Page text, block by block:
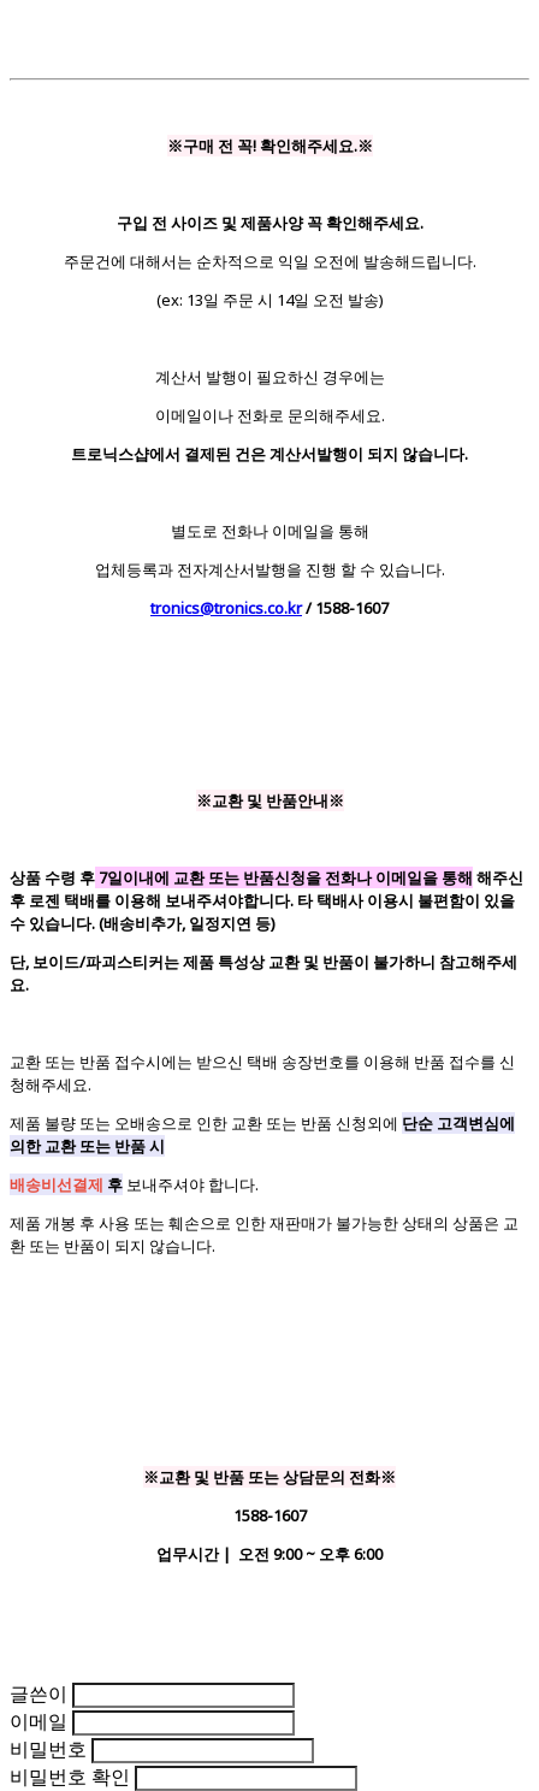
※구매 전 꼭! 확인해주세요.※
구입 전 사이즈 및 제품사양 꼭 확인해주세요.
주문건에 대해서는 순차적으로 익일 오전에 발송해드립니다.
(ex: 13일 주문 시 14일 오전 발송)
계산서 발행이 필요하신 경우에는
이메일이나 전화로 문의해주세요.
트로닉스샵에서 결제된 건은 계산서발행이 되지 않습니다.
별도로 전화나 이메일을 통해
업체등록과 전자계산서발행을 진행 할 수 있습니다.
tronics@tronics.co.kr/ 1588-1607
※교환 및 반품안내※
상품 수령 후 7일이내에 교환 또는 반품신청을 전화나 이메일을 통해 해주신
후 로젠 택배를 이용해 보내주셔야합니다. 타 택배사 이용시 불편함이 있을
수 있습니다. (배송비추가, 일정지연 등)
단, 보이드/파괴스티커는 제품 특성상 교환 및 반품이 불가하니 참고해주세
요.
교환 또는 반품 접수시에는 받으신 택배 송장번호를 이용해 반품 접수를 신
청해주세요.
제품 불량 또는 오배송으로 인한 교환 또는 반품 신청외에 단순 고객변심에
의한 교환 또는 반품 시
배송비선결제 후 보내주셔야 합니다.
제품 개봉 후 사용 또는 훼손으로 인한 재판매가 불가능한 상태의 상품은 교
환 또는 반품이 되지 않습니다.
※교환 및 반품 또는 상담문의 전화※
1588-1607
업무시간 | 오전 9:00 ~ 오후 6:00
글쓴이
이메일
비밀번호
비밀번호 확인